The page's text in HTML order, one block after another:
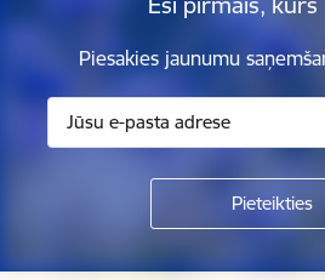
Piesakies jaunumu